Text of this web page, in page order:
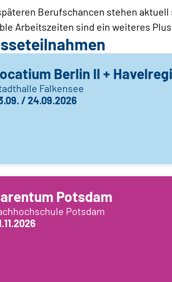
Berufschancen stehen
Arbeitszeiten sind ein weiteres
Berlin II +
Falkensee
/ 24.09.2026
Potsdam
Potsdam